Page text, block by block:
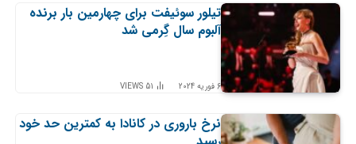
تیلور سوئیفت برای چهارمین بار برنده
آلبوم سال گِرمی شد
6 فوریه 2024 51
VIEWS
نرخ باروری در کانادا به کمترین حد خود